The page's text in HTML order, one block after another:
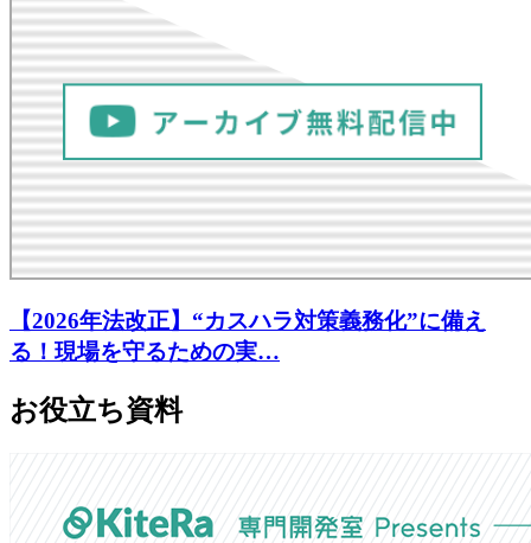
【2026年法改正】“カスハラ対策義務化”に備え
る！現場を守るための実…
お役立ち資料